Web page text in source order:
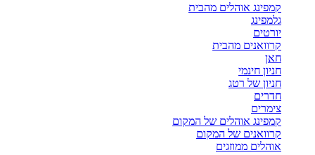
קמפינג אוהלים מהבית
גלמפינג
יורטים
קרוואנים מהבית
חאן
חניון חינמי
חניון של רטג
חדרים
צימרים
קמפינג אוהלים של המקום
קרוואנים של המקום
אוהלים ממוזגים